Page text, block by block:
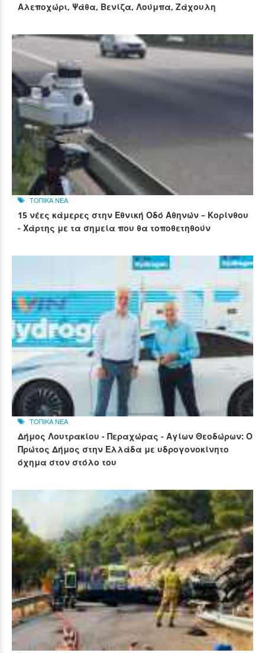
Αλεποχώρι, Ψάθα, Βενίζα, Λούμπα, Ζάχουλη
ΤΟΠΙΚΑ ΝΕΑ
15 νέες κάμερες στην Εθνική Οδό Αθηνών – Κορίνθου
- Χάρτης με τα σημεία που θα τοποθετηθούν
ΤΟΠΙΚΑ ΝΕΑ
Δήμος Λουτρακίου - Περαχώρας - Αγίων Θεοδώρων: Ο
Πρώτος Δήμος στην Ελλάδα με υδρογονοκίνητο
όχημα στον στόλο του